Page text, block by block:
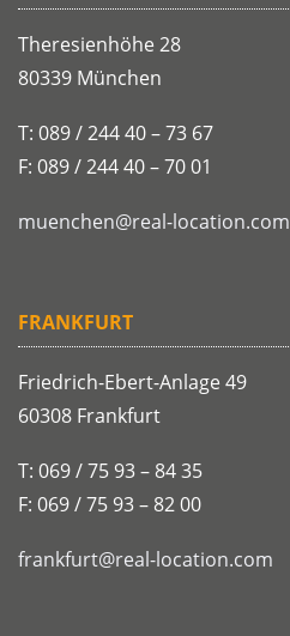
Theresienhöhe 28
80339 München
T: 089 / 244 40 – 73 67
F: 089 / 244 40 – 70 01
muenchen@real-location.com
FRANKFURT
Friedrich-Ebert-Anlage 49
60308 Frankfurt
T: 069 / 75 93 – 84 35
F: 069 / 75 93 – 82 00
frankfurt@real-location.com